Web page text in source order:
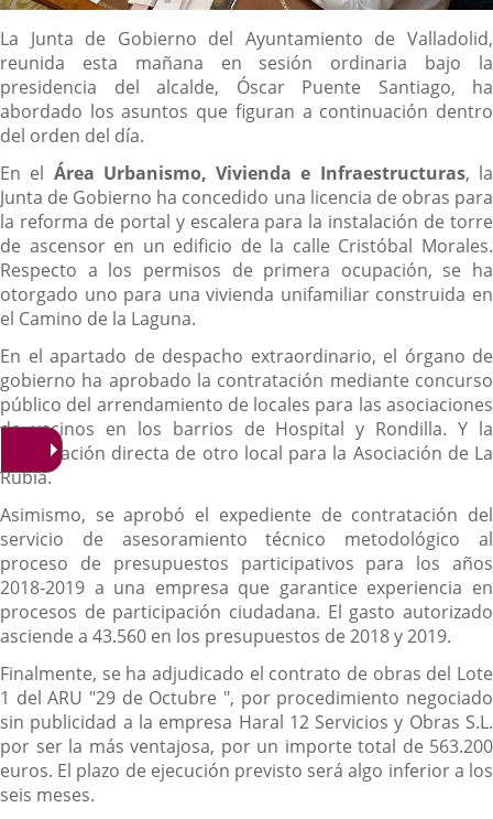
Descripción
La Junta de Gobierno del Ayuntamiento de Valladolid,
reunida esta mañana en sesión ordinaria bajo la
presidencia del alcalde, Óscar Puente Santiago, ha
abordado los asuntos que figuran a continuación dentro
del orden del día.
En el Área Urbanismo, Vivienda e Infraestructuras, la
Junta de Gobierno ha concedido una licencia de obras para
la reforma de portal y escalera para la instalación de torre
de ascensor en un edificio de la calle Cristóbal Morales.
Respecto a los permisos de primera ocupación, se ha
otorgado uno para una vivienda unifamiliar construida en
el Camino de la Laguna.
En el apartado de despacho extraordinario, el órgano de
gobierno ha aprobado la contratación mediante concurso
público del arrendamiento de locales para las asociaciones
de vecinos en los barrios de Hospital y Rondilla. Y la
adjudicación directa de otro local para la Asociación de La
Rubia.
Asimismo, se aprobó el expediente de contratación del
servicio de asesoramiento técnico metodológico al
proceso de presupuestos participativos para los años
2018-2019 a una empresa que garantice experiencia en
procesos de participación ciudadana. El gasto autorizado
asciende a 43.560 en los presupuestos de 2018 y 2019.
Finalmente, se ha adjudicado el contrato de obras del Lote
1 del ARU "29 de Octubre ", por procedimiento negociado
sin publicidad a la empresa Haral 12 Servicios y Obras S.L.
por ser la más ventajosa, por un importe total de 563.200
euros. El plazo de ejecución previsto será algo inferior a los
seis meses.